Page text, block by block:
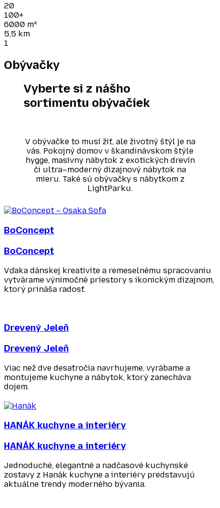
20
100+
6000 m²
5,5 km
1
Obývačky
Vyberte si z nášho
sortimentu obývačiek
V obývačke to musí žiť, ale životný štýl je na
vás. Pokojný domov v škandinávskom štýle
hygge, masívny nábytok z exotických drevín
či ultra–moderný dizajnový nábytok na
mieru. Také sú obývačky s nábytkom z
LightParku.
BoConcept
BoConcept
Vďaka dánskej kreativite a remeselnému spracovaniu
vytvárame výnimočné priestory s ikonickým dizajnom,
ktorý prináša radosť.
Drevený Jeleň
Drevený Jeleň
Viac než dve desaťročia navrhujeme, vyrábame a
montujeme kuchyne a nábytok, ktorý zanecháva
dojem.
HANÁK kuchyne a interiéry
HANÁK kuchyne a interiéry
Jednoduché, elegantné a nadčasové kuchynské
zostavy z Hanák kuchyne a interiéry predstavujú
aktuálne trendy moderného bývania.